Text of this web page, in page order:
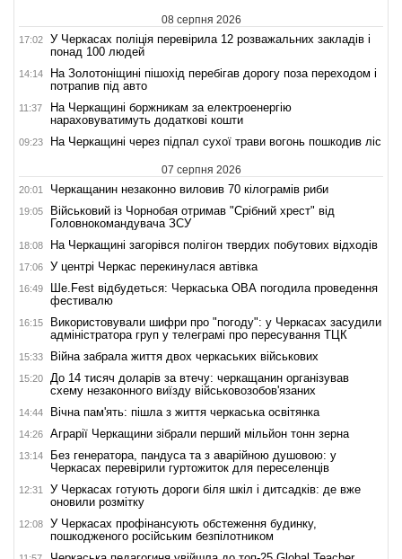
08 серпня 2026
17:02
У Черкасах поліція перевірила 12 розважальних закладів і
понад 100 людей
14:14
На Золотоніщині пішохід перебігав дорогу поза переходом і
потрапив під авто
11:37
На Черкащині боржникам за електроенергію
нараховуватимуть додаткові кошти
09:23 На Черкащині через підпал сухої трави вогонь пошкодив ліс
07 серпня 2026
20:01 Черкащанин незаконно виловив 70 кілограмів риби
19:05
Військовий із Чорнобая отримав "Срібний хрест" від
Головнокомандувача ЗСУ
18:08 На Черкащині загорівся полігон твердих побутових відходів
17:06 У центрі Черкас перекинулася автівка
16:49
Ше.Fest відбудеться: Черкаська ОВА погодила проведення
фестивалю
16:15
Використовували шифри про "погоду": у Черкасах засудили
адміністратора груп у телеграмі про пересування ТЦК
15:33 Війна забрала життя двох черкаських військових
15:20
До 14 тисяч доларів за втечу: черкащанин організував
схему незаконного виїзду військовозобов'язаних
14:44 Вічна пам'ять: пішла з життя черкаська освітянка
14:26 Аграрії Черкащини зібрали перший мільйон тонн зерна
13:14
Без генератора, пандуса та з аварійною душовою: у
Черкасах перевірили гуртожиток для переселенців
12:31
У Черкасах готують дороги біля шкіл і дитсадків: де вже
оновили розмітку
12:08
У Черкасах профінансують обстеження будинку,
пошкодженого російським безпілотником